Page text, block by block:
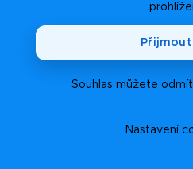
Nastavení
Souhlas můžete
Přijmout